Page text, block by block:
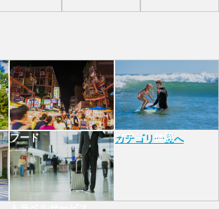
フード ツアー・体験
カテゴリ一覧へ